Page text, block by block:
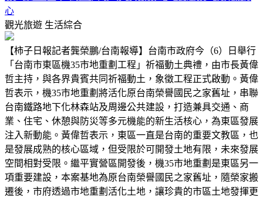
心
觀光旅遊 生活綜合
【柿子日報記者龔榮鵬/台南報導】台南市政府今（6）日舉行
「台南市東區機35市地重劃工程」祈福動土典禮，由市長黃偉
哲主持，與各界貴賓共同祈福動土，象徵工程正式啟動。黃偉
哲表示，機35市地重劃將活化原台南榮譽國民之家舊址，串聯
台南鐵路地下化林森站及周邊公共建設，打造兼具交通、商
業、住宅、休憩與防災等多元機能的新生活核心，為東區發展
注入新動能。黃偉哲表示，東區一直是台南的重要文教區，也
是發展成熟的核心區域，但受限於可開發土地有限，未來發展
空間相對受限。繼平實營區開發後，機35市地重劃是東區另一
項重要建設，本案基地為原台南榮譽國民之家舊址，隨榮家搬
遷後，市府透過市地重劃活化土地，讓珍貴的市區土地發揮更